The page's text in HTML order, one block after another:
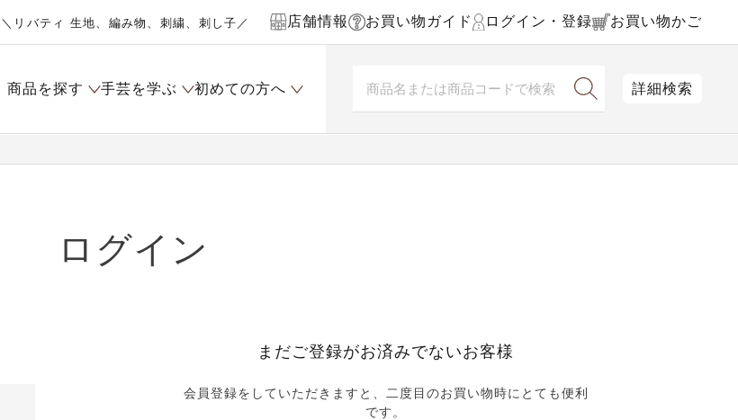
＼リバティ 生地、編み物、刺繍、刺し子／ 店舗情報 お買い物ガイド ログイン・登録 お買い物かご
商品を探す 手芸を学ぶ 初めての方へ 詳細検索
ログイン
まだご登録がお済みでないお客様
会員登録をしていただきますと、二度目のお買い物時にとても便利
です。